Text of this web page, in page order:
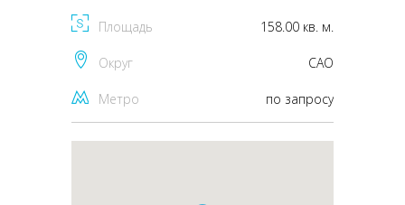
Площадь 158.00 кв. м.
Округ CАО
Метро по запросу